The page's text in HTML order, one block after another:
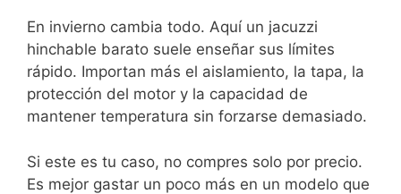
En invierno cambia todo. Aquí un jacuzzi
hinchable barato suele enseñar sus límites
rápido. Importan más el aislamiento, la tapa, la
protección del motor y la capacidad de
mantener temperatura sin forzarse demasiado.
Si este es tu caso, no compres solo por precio.
Es mejor gastar un poco más en un modelo que